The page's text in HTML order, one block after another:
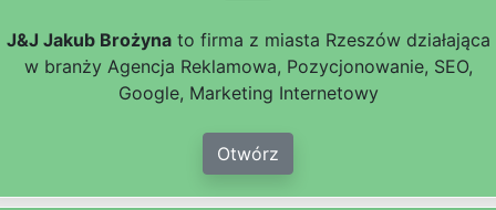
J&J Jakub Brożynato firma z miasta Rzeszów działająca
w branży Agencja Reklamowa, Pozycjonowanie, SEO,
Google, Marketing Internetowy
Otwórz